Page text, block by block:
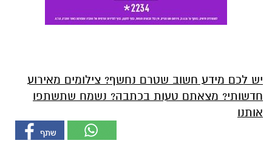
יש לכם מידע חשוב שטרם נחשף? צילומים מאירוע
חדשותי? מצאתם טעות בכתבה? נשמח שתשתפו
אותנו